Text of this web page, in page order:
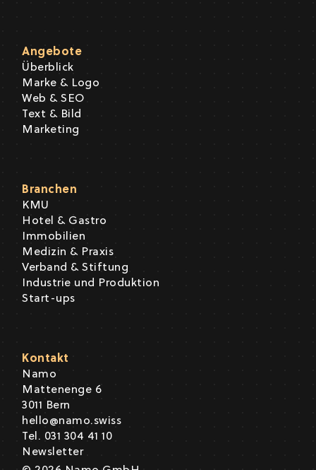
Angebote
Überblick
Marke & Logo
Web & SEO
Text & Bild
Marketing
Branchen
KMU
Hotel & Gastro
Immobilien
Medizin & Praxis
Verband & Stiftung
Industrie und Produktion
Start-ups
Kontakt
Namo
Mattenenge 6
3011 Bern
hello@namo.swiss
Tel. 031 304 41 10
Newsletter